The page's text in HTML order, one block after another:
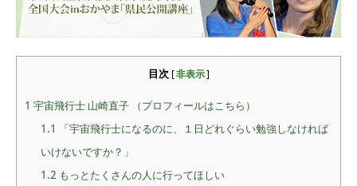
目次 [非表示]
1 宇宙飛行士 山崎直子 （プロフィールはこちら）
1.1
「宇宙飛行士になるのに、１日どれぐらい勉強しなければ
いけないですか？」
1.2 もっとたくさんの人に行ってほしい